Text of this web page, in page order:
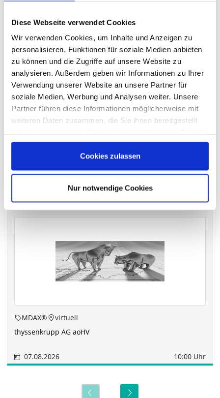
Diese Webseite verwendet Cookies
Wir verwenden Cookies, um Inhalte und Anzeigen zu
personalisieren, Funktionen für soziale Medien anbieten
zu können und die Zugriffe auf unsere Website zu
analysieren. Außerdem geben wir Informationen zu Ihrer
Verwendung unserer Website an unsere Partner für
soziale Medien, Werbung und Analysen weiter. Unsere
Partner führen diese Informationen möglicherweise mit
weiteren Daten zusammen, die Sie ihnen bereitgestellt
gesammelt haben.
Cookies zulassen
Nur notwendige Cookies
STIMMRECHTSVERTRETUNG DURCH DIE DSW
Die DSW vertritt Ihre Stimmrechteauf sämtlichen
wichtigen Hauptversammlungen in Deutschland.
VERGANGENE HAUPTVERSAMMLUNGSTERMINE
archiv.hauptversammlung.de
Die nächsten Termine
MDAX®
virtuell
thyssenkrupp AG aoHV
07.08.2026 10:00 Uhr